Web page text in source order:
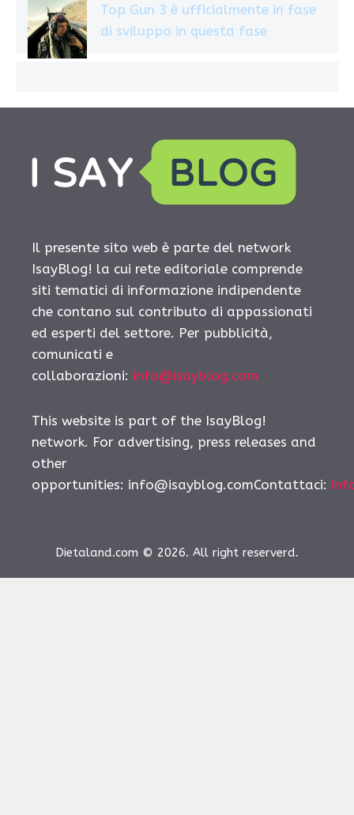
Top Gun 3 è ufficialmente in fase
di sviluppo in questa fase
Il presente sito web è parte del network
IsayBlog! la cui rete editoriale comprende
siti tematici di informazione indipendente
che contano sul contributo di appassionati
ed esperti del settore. Per pubblicità,
comunicati e
collaborazioni: info@isayblog.com
This website is part of the IsayBlog!
network. For advertising, press releases and
other
opportunities: info@isayblog.comContattaci:
Dietaland.com © 2026. All right reserverd.